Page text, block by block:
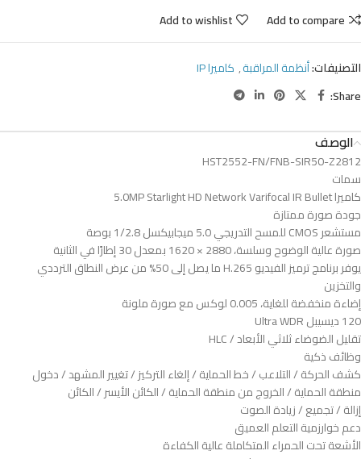
Add to compare
Add to wishlist
التصنيفات:أنظمة المراقبة, كاميرا IP
Share:
الوصف
HST2552-FN/FNB-SIR50-Z2812
سمات
كاميرا 5.0MP Starlight HD Network Varifocal IR Bullet
جودة صورة ممتازة
مستشعر CMOS للمسح التدريجي 5.0 ميجابيكسل 1/2.8 بوصة
صورة عالية الوضوح وسلسة، 2880 × 1620 بمعدل 30 إطارًا في الثانية
يوفر برنامج ترميز الفيديو H.265 ما يصل إلى 50% من عرض النطاق الترددي
والتخزين
إضاءة منخفضة للغاية، 0.005 لوكس مع صورة ملونة
120 ديسيبل Ultra WDR
تقليل الضوضاء ثلاثي الأبعاد / HLC
وظائف ذكية
كشف الحركة / التلاعب / خط الحماية / إلغاء التركيز / تغيير المشهد / دخول
منطقة الحماية / الخروج من منطقة الحماية / الكائن الأيسر / الكائن
إزالة / تجميع / زيادة الصوت
دعم خوارزمية التعلم العميق
الأشعة تحت الحمراء المتكاملة عالية الكفاءة